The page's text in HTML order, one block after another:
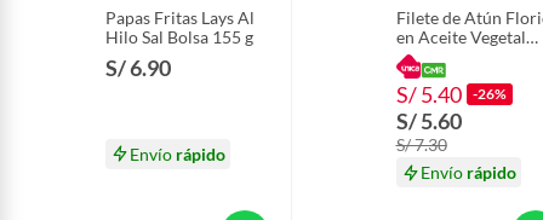
Papas Fritas Lays Al
Hilo Sal Bolsa 155 g
S/ 6.90
Envío rápido
Filete de Atún
en Aceite Vegetal
Lata 140 g
S/ 5.40 -26%
S/ 5.60
S/ 7.30
Envío rápido